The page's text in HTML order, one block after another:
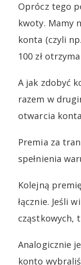
Oprócz tego
kwoty. Mamy
konta (czyli
100 zł
A jak zdobyć
razem w
otwarcia
Premia za
spełnienia
Kolejną
łącznie. Jeśli
cząstkowych,
Analogicznie
konto